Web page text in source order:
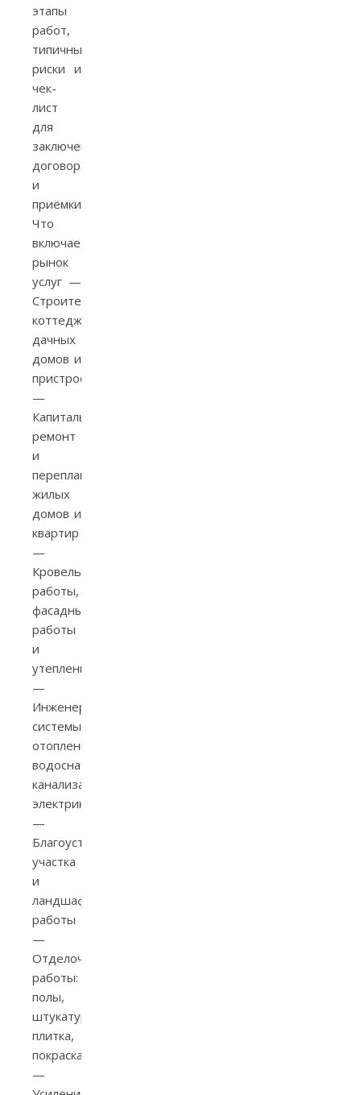
этапы
работ,
типичные
риски и
чек-
лист
для
заключения
договора
и
приёмки.
Что
включает
рынок
услуг —
Строительство
коттеджей,
дачных
домов и
пристроек
—
Капитальный
ремонт
и
перепланировка
жилых
домов и
квартир
—
Кровельные
работы,
фасадные
работы
и
утепление
—
Инженерные
системы:
отопление,
водоснабжение,
канализация,
электрика
—
Благоустройство
участка
и
ландшафтные
работы
—
Отделочные
работы:
полы,
штукатурка,
плитка,
покраска
—